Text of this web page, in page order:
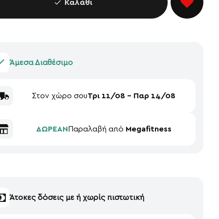
Καλάθι
Άμεσα Διαθέσιμο
Στον χώρο σουΤρι 11/08 - Παρ 14/08
ΔΩΡΕΑΝ Παραλαβή από Megafitness
Άτοκες δόσεις με ή χωρίς πιστωτική